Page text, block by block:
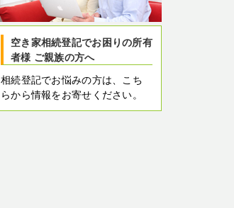
空き家相続登記でお困りの所有
者様 ご親族の方へ
相続登記でお悩みの方は、こち
らから情報をお寄せください。